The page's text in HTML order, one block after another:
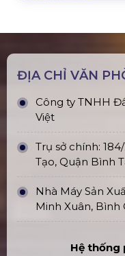
ĐỊA CHỈ VĂN
Công ty TNHH
Việt
Trụ sở chính:
Tạo, Quận Bình
Nhà Máy Sản
Minh Xuân, Bình
Hệ thống